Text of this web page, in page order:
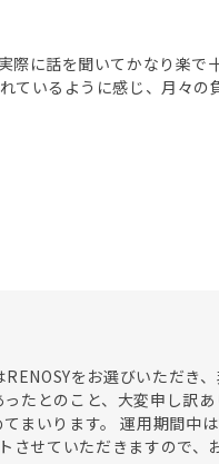
に話を聞いてかなり楽で
ているように感じ、月々
をお選びいただき
たとのこと、大変申し訳
まいります。 運用期間中は
せていただきますので、